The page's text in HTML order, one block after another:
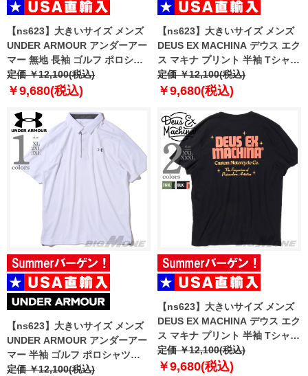
【ns623】大きいサイズ メンズ
UNDER ARMOUR アンダーアー
マー 無地 長袖 ゴルフ ポロシャ
ツ USA直輸入 um0931-000
定価 ￥12,100(税込)
￥9,680(税込)
【ns623】大きいサイズ メンズ
DEUS EX MACHINA デウス エク
ス マキナ プリント 半袖 Tシャツ
USA直輸入 dmp251953a
定価 ￥12,100(税込)
￥9,680(税込)
【ns623】大きいサイズ メンズ
UNDER ARMOUR アンダーアー
マー 半袖 ゴルフ ポロシャツ
TECH POLO USA直輸入
定価 ￥12,100(税込)
【ns623】大きいサイズ メンズ
DEUS EX MACHINA デウス エク
ス マキナ プリント 半袖 Tシャツ
USA直輸入 dmp251953b
定価 ￥12,100(税込)
￥9,680(税込)